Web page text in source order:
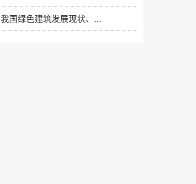
我国绿色建筑发展现状、...